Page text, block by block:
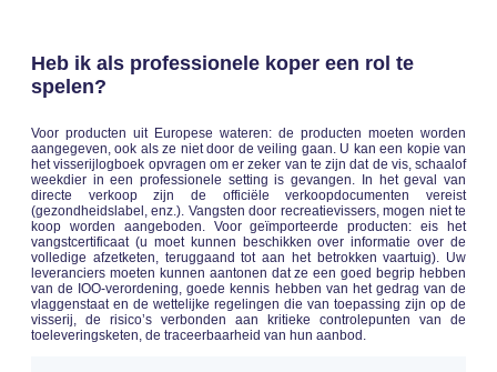
Heb ik als professionele koper een rol te
spelen?
Voor producten uit Europese wateren: de producten moeten worden
aangegeven, ook als ze niet door de veiling gaan. U kan een kopie van
het visserijlogboek opvragen om er zeker van te zijn dat de vis, schaalof
weekdier in een professionele setting is gevangen. In het geval van
directe verkoop zijn de officiële verkoopdocumenten vereist
(gezondheidslabel, enz.). Vangsten door recreatievissers, mogen niet te
koop worden aangeboden. Voor geïmporteerde producten: eis het
vangstcertificaat (u moet kunnen beschikken over informatie over de
volledige afzetketen, teruggaand tot aan het betrokken vaartuig). Uw
leveranciers moeten kunnen aantonen dat ze een goed begrip hebben
van de IOO-verordening, goede kennis hebben van het gedrag van de
vlaggenstaat en de wettelijke regelingen die van toepassing zijn op de
visserij, de risico’s verbonden aan kritieke controlepunten van de
toeleveringsketen, de traceerbaarheid van hun aanbod.